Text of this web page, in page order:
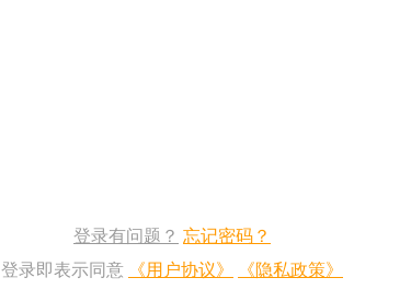
登录有问题？ 忘记密码？
登录即表示同意
《用户协议》 《隐私政策》